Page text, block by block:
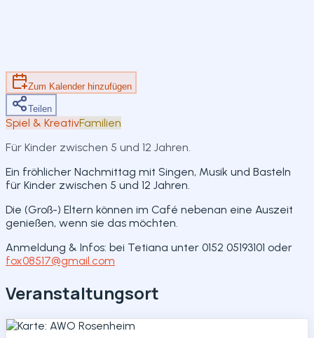
Teilen
Zum Kalender hinzufügen
Teilen
Spiel & KreativFamilien
Für Kinder zwischen 5 und 12 Jahren.
Ein fröhlicher Nachmittag mit Singen, Musik und Basteln
für Kinder zwischen 5 und 12 Jahren.
Die (Groß-) Eltern können im Café nebenan eine Auszeit
genießen, wenn sie das möchten.
Anmeldung & Infos: bei Tetiana unter 0152 05193101 oder
fox08517@gmail.com
Veranstaltungsort